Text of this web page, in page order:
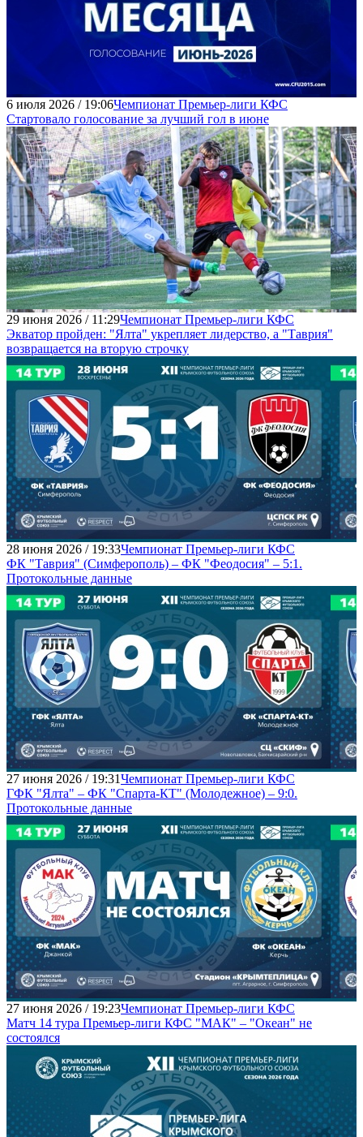
6 июля 2026 / 19:06Чемпионат Премьер-лиги КФС
Стартовало голосование за лучший гол в июне
29 июня 2026 / 11:29Чемпионат Премьер-лиги КФС
Экватор пройден: "Ялта" укрепляет лидерство, а "Таврия"
возвращается на вторую строчку
28 июня 2026 / 19:33Чемпионат Премьер-лиги КФС
ФК "Таврия" (Симферополь) – ФК "Феодосия" – 5:1.
Протокольные данные
27 июня 2026 / 19:31Чемпионат Премьер-лиги КФС
ГФК "Ялта" – ФК "Спарта-КТ" (Молодежное) – 9:0.
Протокольные данные
27 июня 2026 / 19:23Чемпионат Премьер-лиги КФС
Матч 14 тура Премьер-лиги КФС "МАК" – "Океан" не
состоялся